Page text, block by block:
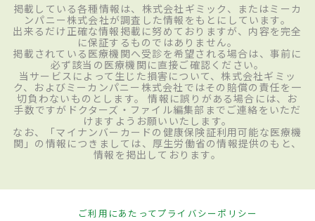
掲載している各種情報は、株式会社ギミック、またはミーカ
ンパニー株式会社が調査した情報をもとにしています。
出来るだけ正確な情報掲載に努めておりますが、内容を完全
に保証するものではありません。
掲載されている医療機関へ受診を希望される場合は、事前に
必ず該当の医療機関に直接ご確認ください。
当サービスによって生じた損害について、株式会社ギミッ
ク、およびミーカンパニー株式会社ではその賠償の責任を一
切負わないものとします。 情報に誤りがある場合には、お
手数ですがドクターズ・ファイル編集部までご連絡をいただ
けますようお願いいたします。
なお、「マイナンバーカードの健康保険証利用可能な医療機
関」の情報につきましては、厚生労働省の情報提供のもと、
情報を掲出しております。
ご利用にあたってプライバシーポリシー